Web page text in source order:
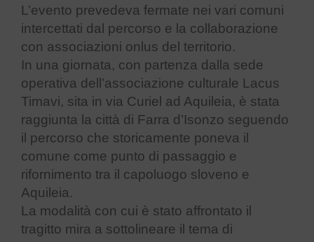
L’evento prevedeva fermate nei vari comuni
intercettati dal percorso e la collaborazione
con associazioni onlus del territorio.
In una giornata, con partenza dalla sede
operativa dell’associazione culturale Lacus
Timavi, sita in via Curiel ad Aquileia, è stata
raggiunta la città di Farra d’Isonzo seguendo
il percorso che storicamente poneva il
comune come punto di passaggio e
rifornimento tra il capoluogo sloveno e
Aquileia.
La modalità con cui è stato affrontato il
tragitto mira a sottolineare il tema di